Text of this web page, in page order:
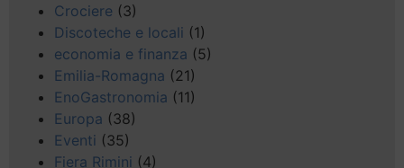
Crociere (3)
Discoteche e locali (1)
economia e finanza (5)
Emilia-Romagna (21)
EnoGastronomia (11)
Europa (38)
Eventi (35)
Fiera Rimini (4)